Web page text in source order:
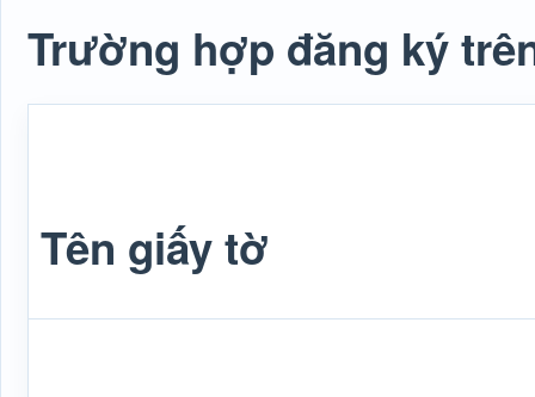
Trường hợp đăng ký
Tên giấy tờ